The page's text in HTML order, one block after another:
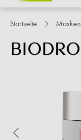
Startseite Masken